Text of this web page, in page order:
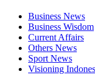
Business News
Business Wisdom
Current Affairs
Others News
Sport News
Visioning